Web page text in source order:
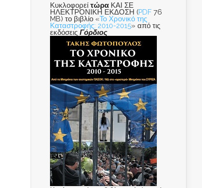
Κυκλοφορεί τώρα ΚΑΙ ΣΕ
ΗΛΕΚΤΡΟΝΙΚΗ ΕΚΔΟΣΗ (PDF 76
MB) το βιβλίο «Το Χρονικό της
Καταστροφής: 2010-2015» από τις
εκδόσεις Γόρδιος